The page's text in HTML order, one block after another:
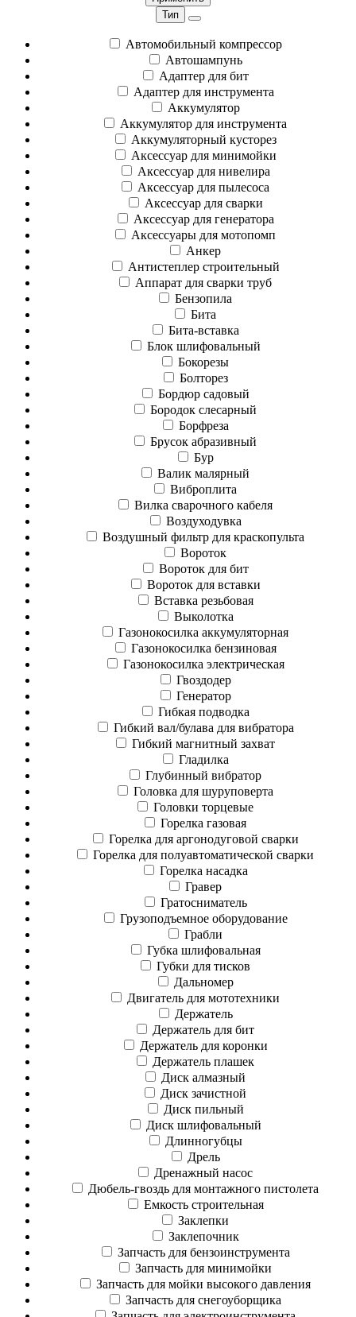
Тип
Автомобильный компрессор
Автошампунь
Адаптер для бит
Адаптер для инструмента
Аккумулятор
Аккумулятор для инструмента
Аккумуляторный кусторез
Аксессуар для минимойки
Аксессуар для нивелира
Аксессуар для пылесоса
Аксессуар для сварки
Аксессуар для генератора
Аксессуары для мотопомп
Анкер
Антистеплер строительный
Аппарат для сварки труб
Бензопила
Бита
Бита-вставка
Блок шлифовальный
Бокорезы
Болторез
Бордюр садовый
Бородок слесарный
Борфреза
Брусок абразивный
Бур
Валик малярный
Виброплита
Вилка сварочного кабеля
Воздуходувка
Воздушный фильтр для краскопульта
Вороток
Вороток для бит
Вороток для вставки
Вставка резьбовая
Выколотка
Газонокосилка аккумуляторная
Газонокосилка бензиновая
Газонокосилка электрическая
Гвоздодер
Генератор
Гибкая подводка
Гибкий вал/булава для вибратора
Гибкий магнитный захват
Гладилка
Глубинный вибратор
Головка для шуруповерта
Головки торцевые
Горелка газовая
Горелка для аргонодуговой сварки
Горелка для полуавтоматической сварки
Горелка насадка
Гравер
Гратосниматель
Грузоподъемное оборудование
Грабли
Губка шлифовальная
Губки для тисков
Дальномер
Двигатель для мототехники
Держатель
Держатель для бит
Держатель для коронки
Держатель плашек
Диск алмазный
Диск зачистной
Диск пильный
Диск шлифовальный
Длинногубцы
Дрель
Дренажный насос
Дюбель-гвоздь для монтажного пистолета
Емкость строительная
Заклепки
Заклепочник
Запчасть для бензоинструмента
Запчасть для минимойки
Запчасть для мойки высокого давления
Запчасть для снегоуборщика